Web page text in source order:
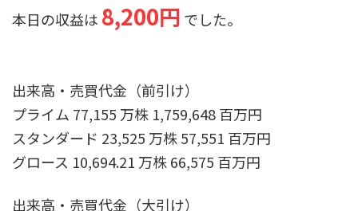
本日の収益は 8,200円 でした。
出来高・売買代金（前引け）
プライム 77,155 万株 1,759,648 百万円
スタンダード 23,525 万株 57,551 百万円
グロース 10,694.21 万株 66,575 百万円
出来高・売買代金（大引け）